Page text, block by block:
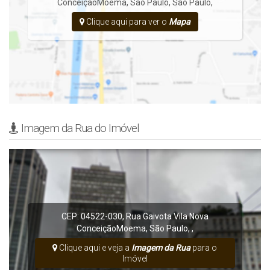
ConceiçãoMoema, São Paulo, São Paulo,
Clique aqui para ver o Mapa
Imagem da Rua do Imóvel
CEP: 04522-030, Rua GaivotaVila Nova
ConceiçãoMoema, São Paulo,,
Clique aqui e veja a Imagem da Ruapara o
Imóvel